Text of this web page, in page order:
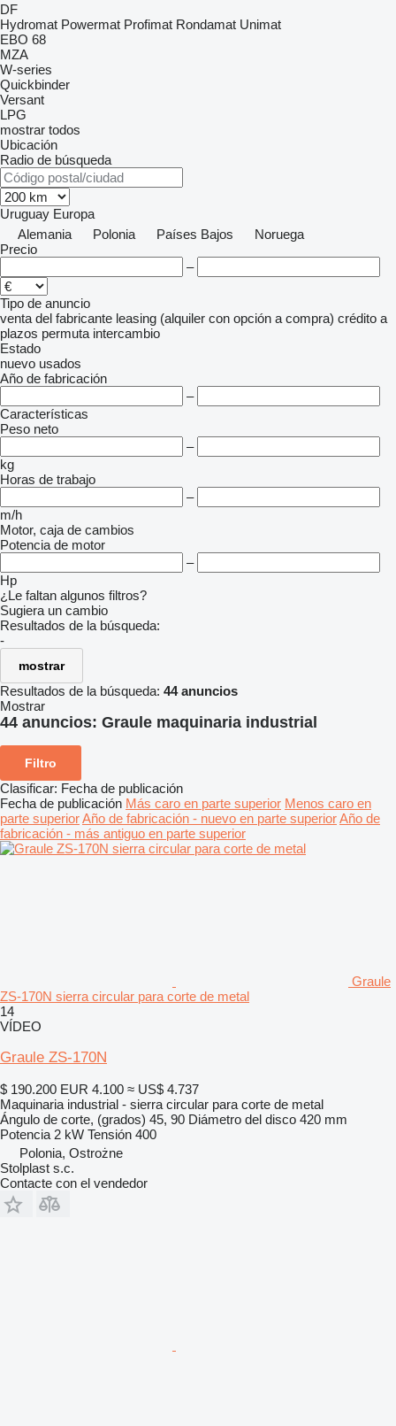
DF
Hydromat Powermat Profimat Rondamat Unimat
EBO 68
MZA
W-series
Quickbinder
Versant
LPG
mostrar todos
Ubicación
Radio de búsqueda
Uruguay Europa
Alemania
Polonia Países Bajos
Noruega
Precio
–
Tipo de anuncio
venta del fabricante leasing (alquiler con opción a compra) crédito a
plazos permuta intercambio
Estado
nuevo usados
Año de fabricación
–
Características
Peso neto
–
kg
Horas de trabajo
–
m/h
Motor, caja de cambios
Potencia de motor
–
Hp
¿Le faltan algunos filtros?
Sugiera un cambio
Resultados de la búsqueda:
-
mostrar
Resultados de la búsqueda: 44 anuncios
Mostrar
44 anuncios: Graule maquinaria industrial
Filtro
Clasificar: Fecha de publicación
Fecha de publicación Más caro en parte superior Menos caro en
parte superiorAño de fabricación - nuevo en parte superiorAño de
fabricación - más antiguo en parte superior
Graule
ZS-170N sierra circular para corte de metal
14
VÍDEO
Graule ZS-170N
$ 190.200 EUR 4.100 ≈ US$ 4.737
Maquinaria industrial - sierra circular para corte de metal
Ángulo de corte, (grados) 45, 90 Diámetro del disco 420 mm
Potencia 2 kW Tensión 400
Polonia, Ostrożne
Stolplast s.c.
Contacte con el vendedor